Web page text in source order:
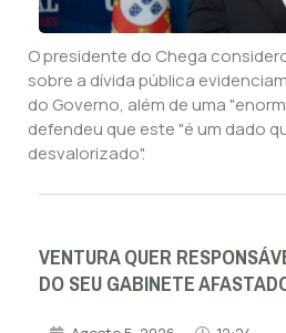
O presidente do Chega
sobre a dívida pública
do Governo, além de uma
defendeu que este "é um dado
desvalorizado".
VENTURA QUER
DO SEU GABINETE